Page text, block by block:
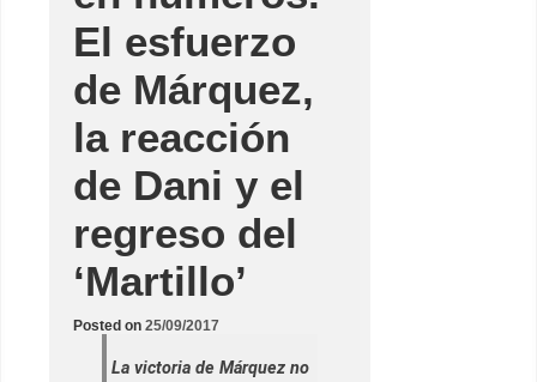
El esfuerzo
de Márquez,
la reacción
de Dani y el
regreso del
‘Martillo’
Posted on 25/09/2017
La victoria de Márquez no